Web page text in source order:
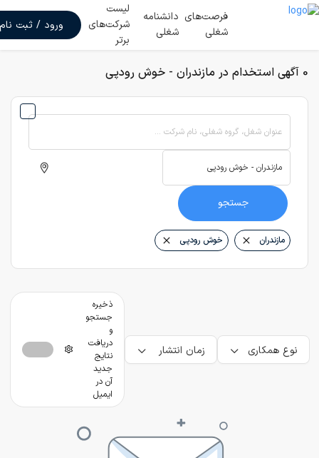
فرصت‌های
شغلی
دانشنامه
شغلی
لیست
شرکت‌های
برتر
ورود / ثبت نام
0 آگهی استخدام در مازندران - خوش رودپی
عنوان شغل، گروه شغلی، نام شرکت ...
جستجو
مازندران خوش رودپی
نوع همکاری زمان انتشار
ذخیره
جستجو
و
دریافت
نتایج
جدید
آن در
ایمیل